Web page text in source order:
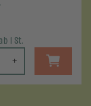
1 St.
+